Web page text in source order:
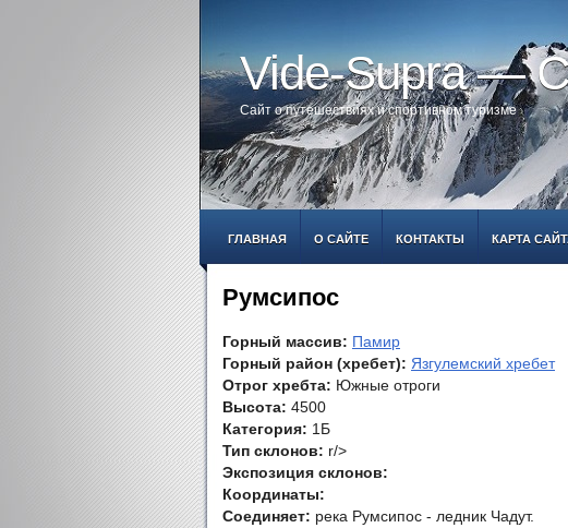
Vide-Supra —
Сайт о путешествиях и спортивном туризме
ГЛАВНАЯ О САЙТЕ КОНТАКТЫ КАРТА
Румсипос
Горный массив: Памир
Горный район (хребет): Язгулемский хребет
Отрог хребта: Южные отроги
Высота: 4500
Категория: 1Б
Тип склонов: r/>
Экспозиция склонов:
Координаты:
Соединяет: река Румсипос - ледник Чадут.